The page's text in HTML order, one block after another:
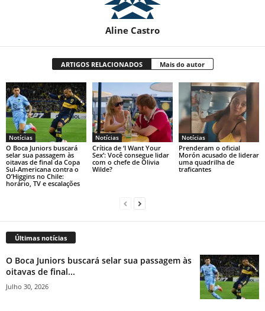
Aline Castro
ARTIGOS RELACIONADOS Mais do autor
Notícias
O Boca Juniors buscará
selar sua passagem às
oitavas de final da Copa
Sul-Americana contra o
O’Higgins no Chile:
horário, TV e escalações
Notícias
Crítica de ‘I Want Your
Sex’: Você consegue lidar
com o chefe de Olivia
Wilde?
Notícias
Prenderam o oficial
Morón acusado de liderar
uma quadrilha de
traficantes
Últimas notícias
O Boca Juniors buscará selar sua passagem às
oitavas de final...
Julho 30, 2026